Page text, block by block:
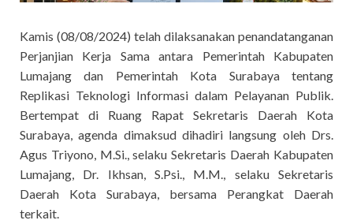
Kamis (08/08/2024) telah dilaksanakan penandatanganan
Perjanjian Kerja Sama antara Pemerintah Kabupaten
Lumajang dan Pemerintah Kota Surabaya tentang
Replikasi Teknologi Informasi dalam Pelayanan Publik.
Bertempat di Ruang Rapat Sekretaris Daerah Kota
Surabaya, agenda dimaksud dihadiri langsung oleh Drs.
Agus Triyono, M.Si., selaku Sekretaris Daerah Kabupaten
Lumajang, Dr. Ikhsan, S.Psi., M.M., selaku Sekretaris
Daerah Kota Surabaya, bersama Perangkat Daerah
terkait.